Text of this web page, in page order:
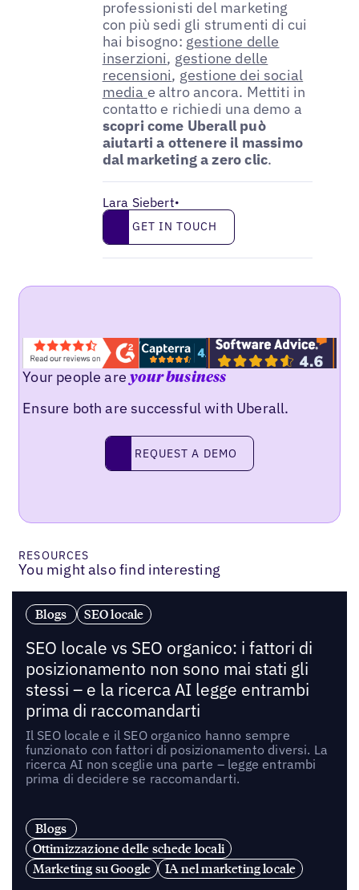
professionisti del marketing
con più sedi gli strumenti di cui
hai bisogno: gestione delle
inserzioni, gestione delle
recensioni, gestione dei social
media e altro ancora. Mettiti in
contatto e richiedi una demo a
scopri come Uberall può
aiutarti a ottenere il massimo
dal marketing a zero clic.
Lara Siebert•
Get in touch
GET IN TOUCH
Your people areyour business
Ensure both are successful with Uberall.
Request a demo
REQUEST A DEMO
RESOURCES
You might also find interesting
Blogs SEO locale
SEO locale vs SEO organico: i fattori di
posizionamento non sono mai stati gli
stessi – e la ricerca AI legge entrambi
prima di raccomandarti
Il SEO locale e il SEO organico hanno sempre
funzionato con fattori di posizionamento diversi. La
ricerca AI non sceglie una parte – legge entrambi
prima di decidere se raccomandarti.
Blogs
Ottimizzazione delle schede locali
Marketing su Google
IA nel marketing locale